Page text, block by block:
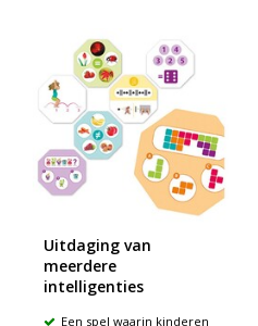
Uitdaging van
meerdere
intelligenties
Een spel waarin kinderen